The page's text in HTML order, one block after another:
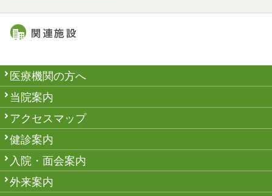
医療機関の方へ
当院案内
アクセスマップ
健診案内
入院・面会案内
外来案内